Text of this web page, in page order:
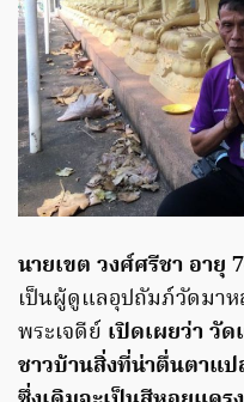
นายเขต วงศ์ศรีชา อายุ
เป็นผู้ดูแลอุปถัมภ์วัดมาห
พระเจดีย์ เปิดเผยว่า วั
ชาวบ้านสิ่งที่น่าตื่นตาแ